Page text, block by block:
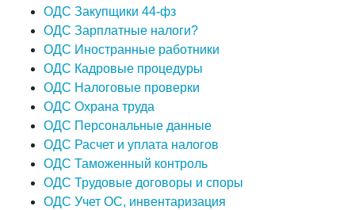
ОДС Закупщики 44-фз
ОДС Зарплатные налоги?
ОДС Иностранные работники
ОДС Кадровые процедуры
ОДС Налоговые проверки
ОДС Охрана труда
ОДС Персональные данные
ОДС Расчет и уплата налогов
ОДС Таможенный контроль
ОДС Трудовые договоры и споры
ОДС Учет ОС, инвентаризация